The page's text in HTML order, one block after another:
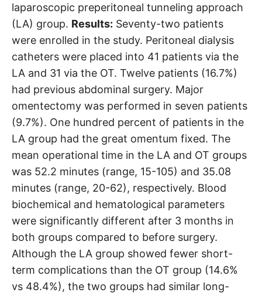
laparoscopic preperitoneal tunneling approach
(LA) group. Results: Seventy-two patients
were enrolled in the study. Peritoneal dialysis
catheters were placed into 41 patients via the
LA and 31 via the OT. Twelve patients (16.7%)
had previous abdominal surgery. Major
omentectomy was performed in seven patients
(9.7%). One hundred percent of patients in the
LA group had the great omentum fixed. The
mean operational time in the LA and OT groups
was 52.2 minutes (range, 15-105) and 35.08
minutes (range, 20-62), respectively. Blood
biochemical and hematological parameters
were significantly different after 3 months in
both groups compared to before surgery.
Although the LA group showed fewer short-
term complications than the OT group (14.6%
vs 48.4%), the two groups had similar long-